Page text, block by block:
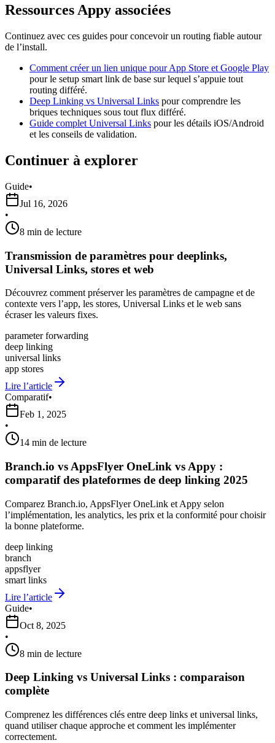
Ressources Appy associées
Continuez avec ces guides pour concevoir un routing fiable autour
de l’install.
Comment créer un lien unique pour App Store et Google Play
pour le setup smart link de base sur lequel s’appuie tout
routing différé.
Deep Linking vs Universal Links pour comprendre les
briques techniques sous tout flux différé.
Guide complet Universal Links pour les détails iOS/Android
et les conseils de validation.
Continuer à explorer
Guide•
Jul 16, 2026
•
8 min de lecture
Transmission de paramètres pour deeplinks,
Universal Links, stores et web
Découvrez comment préserver les paramètres de campagne et de
contexte vers l’app, les stores, Universal Links et le web sans
écraser les valeurs fixes.
parameter forwarding
deep linking
universal links
app stores
Lire l’article
Comparatif•
Feb 1, 2025
•
14 min de lecture
Branch.io vs AppsFlyer OneLink vs Appy :
comparatif des plateformes de deep linking 2025
Comparez Branch.io, AppsFlyer OneLink et Appy selon
l’implémentation, les analytics, les prix et la conformité pour choisir
la bonne plateforme.
deep linking
branch
appsflyer
smart links
Lire l’article
Guide•
Oct 8, 2025
•
8 min de lecture
Deep Linking vs Universal Links : comparaison
complète
Comprenez les différences clés entre deep links et universal links,
quand utiliser chaque approche et comment les implémenter
correctement.